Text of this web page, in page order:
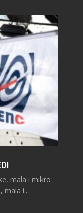
mala i mikro
mala i...